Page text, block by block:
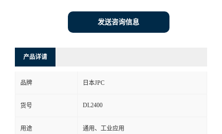
发送咨询信息
产品详请
品牌 日本JPC
货号 DL2400
用途 通用、工业应用